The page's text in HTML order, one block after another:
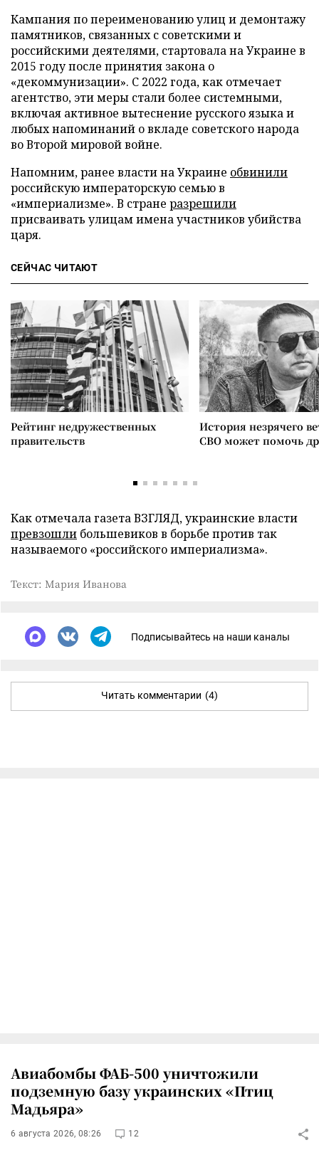
Кампания по переименованию улиц и демонтажу
памятников, связанных с советскими и
российскими деятелями, стартовала на Украине в
2015 году после принятия закона о
«декоммунизации». С 2022 года, как отмечает
агентство, эти меры стали более системными,
включая активное вытеснение русского языка и
любых напоминаний о вкладе советского народа
во Второй мировой войне.
Напомним, ранее власти на Украине обвинили
российскую императорскую семью в
«империализме». В стране разрешили
присваивать улицам имена участников убийства
царя.
СЕЙЧАС ЧИТАЮТ
Рейтинг недружественных
правительств
История незрячего
СВО может помочь
Как отмечала газета ВЗГЛЯД, украинские власти
превзошли большевиков в борьбе против так
называемого «российского империализма».
Текст: Мария Иванова
Подписывайтесь на наши каналы
Читать комментарии (4)
Авиабомбы ФАБ-500 уничтожили
подземную базу украинских «Птиц
Мадьяра»
6 августа 2026, 08:26 12